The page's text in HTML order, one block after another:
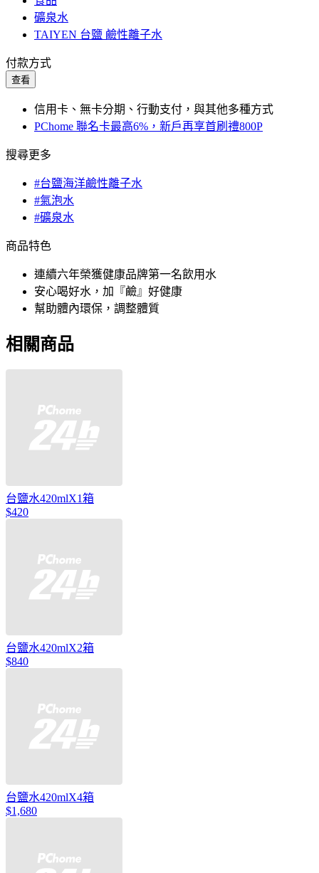
礦泉水
TAIYEN 台鹽 鹼性離子水
付款方式
查看
信用卡、無卡分期、行動支付，與其他多種方式
PChome 聯名卡最高6%，新戶再享首刷禮800P
搜尋更多
#台鹽海洋鹼性離子水
#氣泡水
#礦泉水
商品特色
連續六年榮獲健康品牌第一名飲用水
安心喝好水，加『鹼』好健康
幫助體內環保，調整體質
相關商品
台鹽水420mlX1箱
$420
台鹽水420mlX2箱
$840
台鹽水420mlX4箱
$1,680